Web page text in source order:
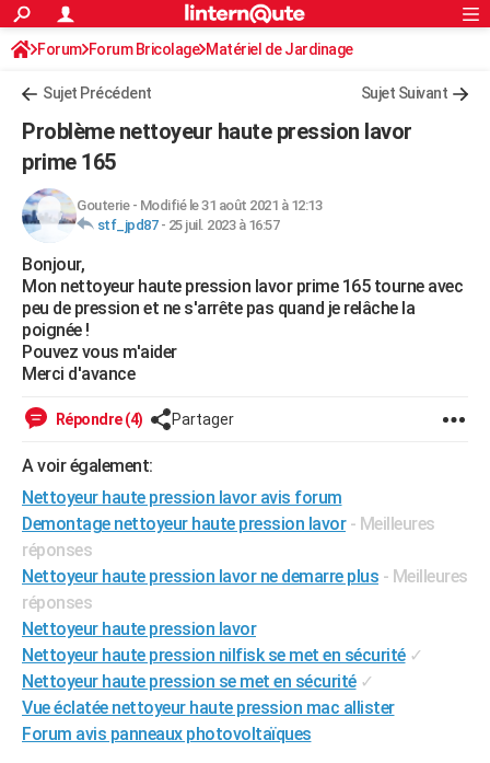
ACTUALITÉS
Politique
Société
Faits Divers
Education
Monde
Villes
+
Programme TV
Streaming
Cinéma
Sorties cinéma
Musique
FINANCE
Retraite
Impôts
Epargne
Immobilier
Risques naturels par ville
Banque
Assurance
Crédit
AUTO
Essais
Réserver un essai
Citadines
Berlines
SUV
Forum auto
HIGH-TECH
Mobiles
Meilleur smartphone
Internet
Ordinateurs
Jeux vidéo
Guide high-tech
BRICOLAGE
Forum
Aménagement intérieur
Extérieur
Cuisine
Salle de bains
Jardinage
Rangement
WEEK-END
Guides de France
Escapades
Patrimoine
Expositions
Musées
Week-end nature
+LIFESTYLE
Art de vivre
Bien-être
Loisirs
Mode
Modes de vie
SANTE
Alimentation
Guide de la santé
Maladies
Médicaments
Sommeil
VOYAGE
Destinations
City break
Voyage nature
Voyage de noces
PHOTO
GUIDES D'ACHAT
BONS PLANS
CARTE DE VOEUX
Carte de Noël
Carte Bonne année
Carte Saint-Valentin
Carte Pâques
Carte d'anniversaire
DICTIONNAIRE
Dictionnaire
Biographies
Citations
Expressions
Proverbes
PROGRAMME TV
S'inscrire
Connexion
Forum Forum Bricolage Matériel de Jardinage
Sujet Précédent Sujet Suivant
Problème nettoyeur haute pression lavor
prime 165
Gouterie- Modifié le 31 août 2021 à 12:13
stf_jpd87- 25 juil. 2023 à 16:57
Bonjour,
Mon nettoyeur haute pression lavor prime 165 tourne avec
peu de pression et ne s'arrête pas quand je relâche la
poignée !
Pouvez vous m'aider
Merci d'avance
Répondre (4) Partager
A voir également:
Nettoyeur haute pression lavor avis forum
Demontage nettoyeur haute pression lavor - Meilleures
réponses
Nettoyeur haute pression lavor ne demarre plus - Meilleures
réponses
Nettoyeur haute pression lavor
Nettoyeur haute pression nilfisk se met en sécurité ✓
Nettoyeur haute pression se met en sécurité ✓
Vue éclatée nettoyeur haute pression mac allister
Forum avis panneaux photovoltaïques